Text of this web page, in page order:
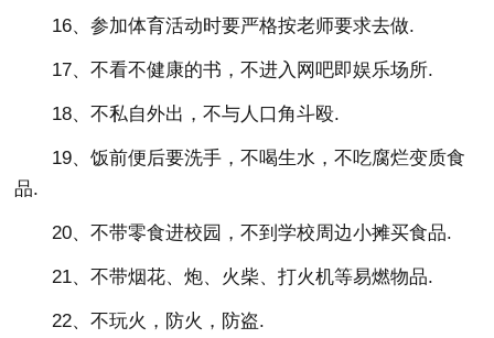
16、参加体育活动时要严格按老师要求去做.
17、不看不健康的书，不进入网吧即娱乐场所.
18、不私自外出，不与人口角斗殴.
19、饭前便后要洗手，不喝生水，不吃腐烂变质食
品.
20、不带零食进校园，不到学校周边小摊买食品.
21、不带烟花、炮、火柴、打火机等易燃物品.
22、不玩火，防火，防盗.